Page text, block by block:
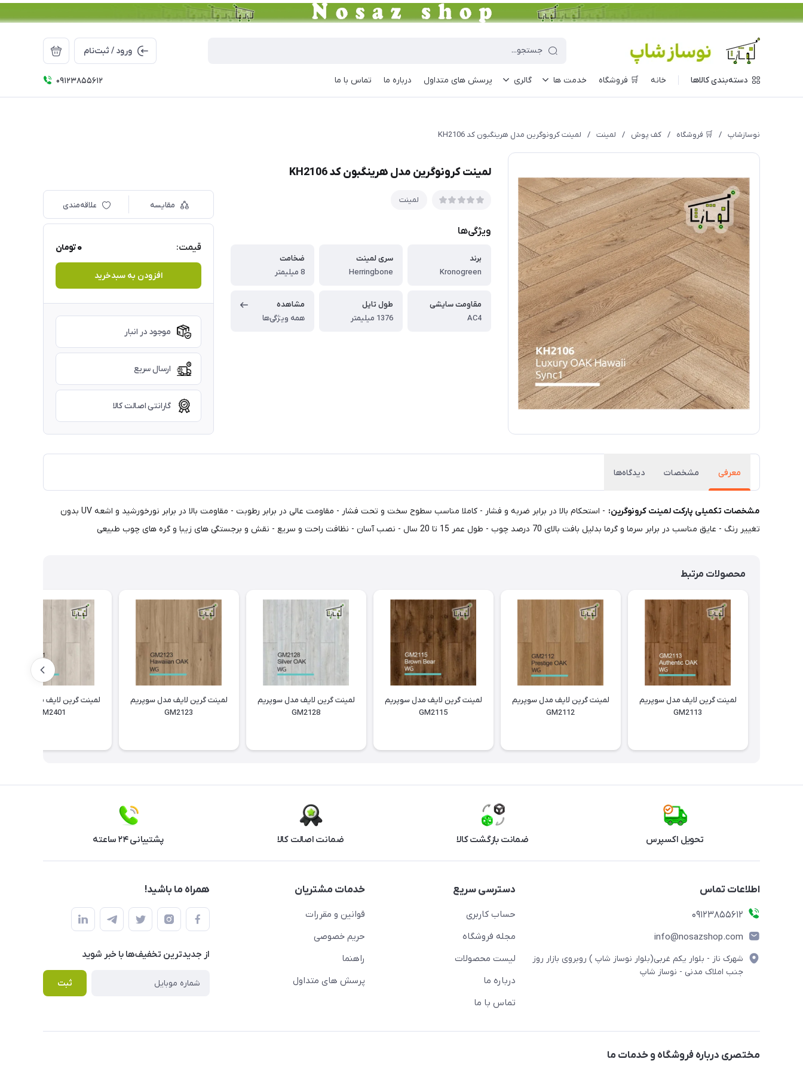
ورود / ثبت‌نام
دسته‌بندی کالاها خانه 🛒 فروشگاه خدمت ها گالری پرسش های متداول درباره ما تماس با ما 09123855612
نوسازشاپ / 🛒 فروشگاه / کف پوش / لمینت / لمینت کرونوگرین مدل هرینگبون کد KH2106
لمینت کرونوگرین مدل هرینگبون کد KH2106
لمینت
ویژگی‌ها
برند
Kronogreen
سری لمینت
Herringbone
ضخامت
8 میلیمتر
مقاومت سایشی
AC4
طول تایل
1376 میلیمتر
مشاهده
همه ویژگی‌ها
مقایسه علاقه‌مندی
قیمت: 0تومان
افزودن به سبدخرید
موجود در انبار
ارسال سریع
گارانتی اصالت کالا
معرفی مشخصات دیدگاه‌ها
مشخصات تکمیلی پارکت لمینت کرونوگرین:
- استحکام بالا در برابر ضربه و فشار - کاملا مناسب سطوح سخت و تحت فشار - مقاومت عالی در برابر رطوبت - مقاومت بالا در برابر نورخورشید و اشعه UV بدون
تغییر رنگ - عایق مناسب در برابر سرما و گرما بدلیل بافت بالای 70 درصد چوب - طول عمر 15 تا 20 سال - نصب آسان - نظافت راحت و سریع - نقش و برجستگی های زیبا و گره های چوب طبیعی
محصولات مرتبط
لمینت گرین لایف مدل سوپریم
GM2113
لمینت گرین لایف مدل سوپریم
GM2112
لمینت گرین لایف مدل سوپریم
GM2115
لمینت گرین لایف مدل سوپریم
GM2128
لمینت گرین لایف مدل سوپریم
GM2123
لمینت گرین لایف مدل سوپریم
GM2401
تحویل اکسپرس ضمانت بازگشت کالا ضمانت اصالت کالا پشتیبانی ۲۴ ساعته
اطلاعات تماس
09123855612
info@nosazshop.com
شهرک ناز - بلوار یکم غربی(بلوار نوساز شاپ ) روبروی بازار روز
جنب املاک مدنی - نوساز شاپ
دسترسی سریع
حساب کاربری
مجله فروشگاه
لیست محصولات
درباره ما
تماس با ما
خدمات مشتریان
قوانین و مقررات
حریم خصوصی
راهنما
پرسش های متداول
همراه ما باشید!
از جدید‌ترین تخفیف‌ها با‌ خبر شوید
ثبت
مختصری درباره فروشگاه و خدمات ما